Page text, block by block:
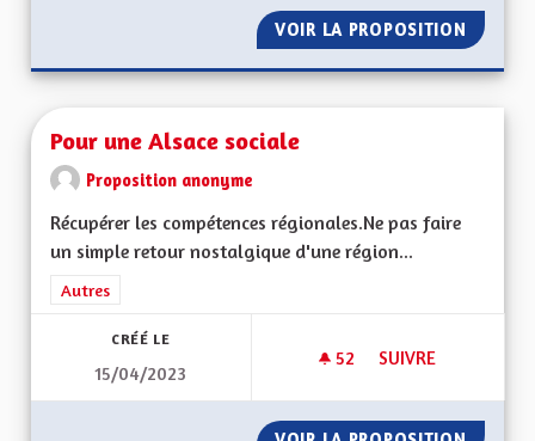
VOIR LA PROPOSITION
Pour une Alsace sociale
Proposition anonyme
Récupérer les compétences régionales.Ne pas faire
un simple retour nostalgique d'une région...
Filtrer les résultats de la catégorie : Autres
Autres
CRÉÉ LE
15/04/2023
52 52 ABONNÉS
SUIVRE